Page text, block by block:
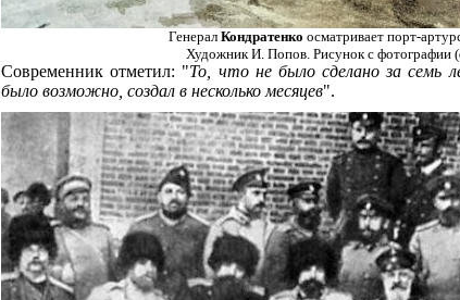
Генерал Кондратенко осматривает порт-
Художник И. Попов. Рисунок с фотографии
Современник отметил: "То, что не было сделано за семь
было возможно, создал в несколько месяцев".